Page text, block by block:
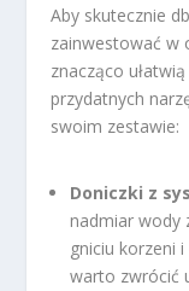
Aby skutecznie
zainwestować w
znacząco
przydatnych
swoim zestawie:
Doniczki z
nadmiar wody
gniciu korzeni
warto zwrócić